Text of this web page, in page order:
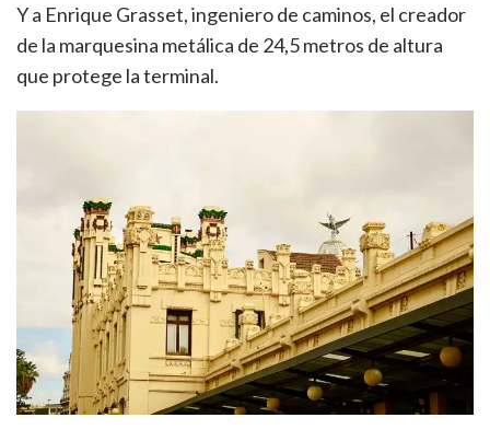
Y a Enrique Grasset, ingeniero de caminos, el creador
de la marquesina metálica de 24,5 metros de altura
que protege la terminal.